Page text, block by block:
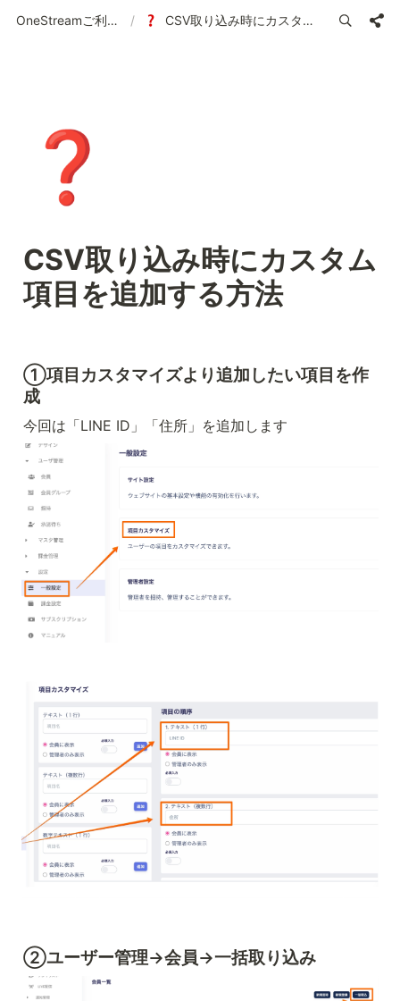
OneStreamご利用ガイド | 使い方の案内 / CSV取り込み時にカスタム項目を追加する方法
❓
CSV取り込み時にカスタム
項目を追加する方法
①項目カスタマイズより追加したい項目を作
成
今回は「LINE ID」「住所」を追加します
②ユーザー管理→会員→一括取り込み